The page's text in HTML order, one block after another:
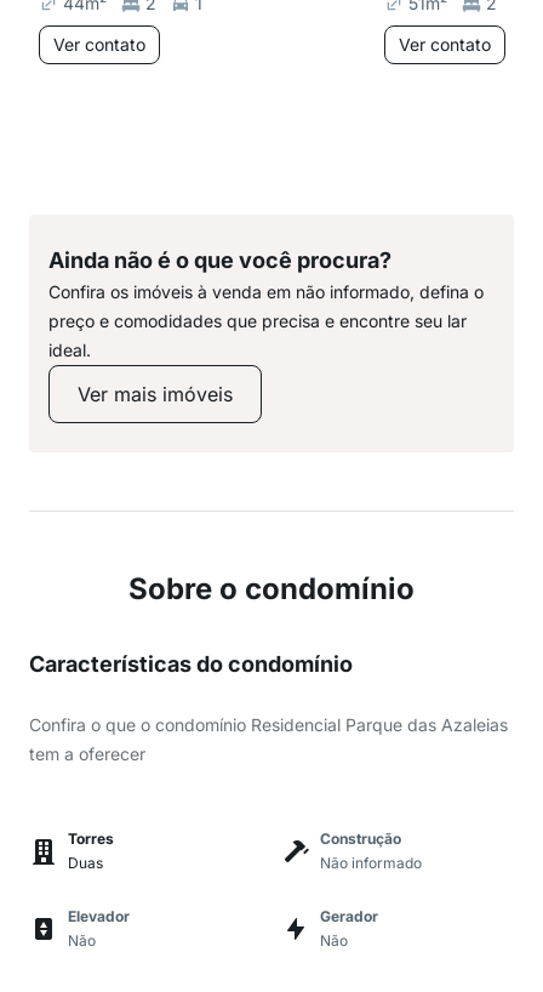
Ver contato
Ver contato
Ainda não é o que você procura?
Confira os imóveis à venda em não informado, defina o
preço e comodidades que precisa e encontre seu lar
ideal.
Ver mais imóveis
Sobre o condomínio
Características do condomínio
Confira o que o condomínio Residencial Parque das Azaleias
tem a oferecer
Torres
Duas
Construção
Não informado
Elevador
Não
Gerador
Não